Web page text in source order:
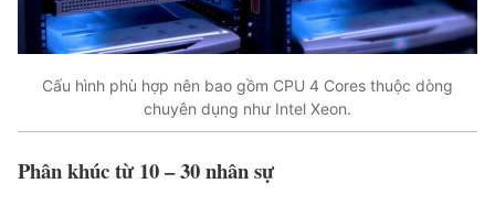
Cấu hình phù hợp nên bao gồm CPU 4 Cores thuộc dòng
chuyên dụng như Intel Xeon.
Phân khúc từ 10 – 30 nhân sự